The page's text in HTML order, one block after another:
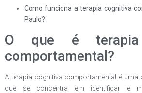
Como funciona a terapia cognitiva
Paulo?
O que é terapia
comportamental?
A terapia cognitiva comportamental é uma
que se concentra em identificar e